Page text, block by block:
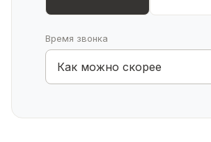
Время звонка
Как можно скорее